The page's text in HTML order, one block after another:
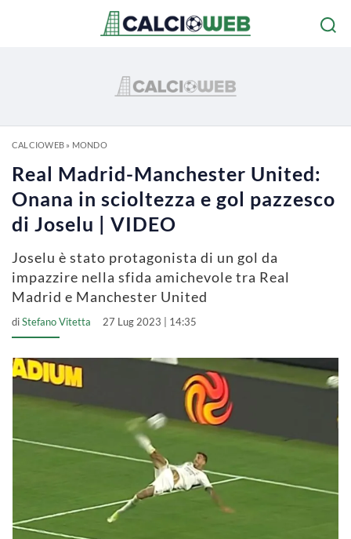
CALCIOWEB» MONDO
Real Madrid-Manchester United:
Onana in scioltezza e gol pazzesco
di Joselu | VIDEO
Joselu è stato protagonista di un gol da
impazzire nella sfida amichevole tra Real
Madrid e Manchester United
diStefano Vitetta 27 Lug 2023 | 14:35